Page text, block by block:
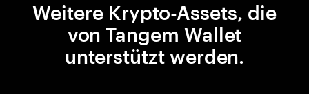
Weitere Krypto-Assets, die
von Tangem Wallet
unterstützt werden.